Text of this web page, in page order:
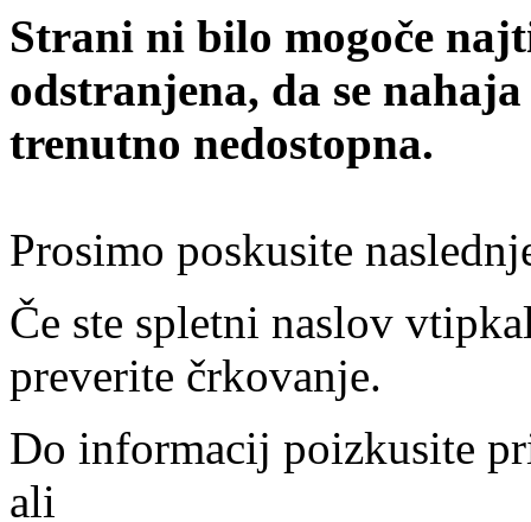
Strani ni bilo mogoče
odstranjena, da se
trenutno nedostopna.
Prosimo poskusite
Če ste spletni naslov
preverite črkovanje.
Do informacij poizkusite
ali